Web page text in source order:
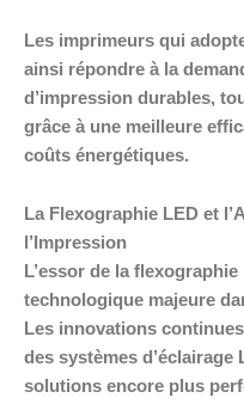
Les imprimeurs qui
ainsi répondre à la
d’impression durables,
grâce à une meilleure
coûts énergétiques.
La Flexographie LED et
l’Impression
L’essor de la
technologique majeure
Les innovations
des systèmes d’éclairage
solutions encore plus